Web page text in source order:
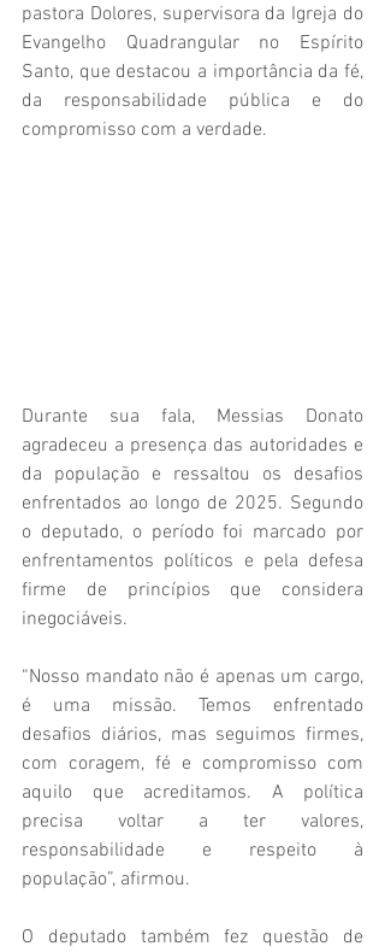
pastora Dolores, supervisora da Igreja do
Evangelho Quadrangular no Espírito
Santo, que destacou a importância da fé,
da responsabilidade pública e do
compromisso com a verdade.
Durante sua fala, Messias Donato
agradeceu a presença das autoridades e
da população e ressaltou os desafios
enfrentados ao longo de 2025. Segundo
o deputado, o período foi marcado por
enfrentamentos políticos e pela defesa
firme de princípios que considera
inegociáveis.
“Nosso mandato não é apenas um cargo,
é uma missão. Temos enfrentado
desafios diários, mas seguimos firmes,
com coragem, fé e compromisso com
aquilo que acreditamos. A política
precisa voltar a ter valores,
responsabilidade e respeito à
população”, afirmou.
O deputado também fez questão de